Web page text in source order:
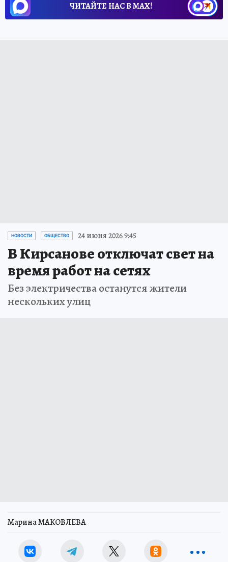
ЧИТАЙТЕ НАС В МАХ!
НОВОСТИ ОБЩЕСТВО 24 июня 2026 9:45
В Кирсанове отключат свет на
время работ на сетях
Без электричества останутся жители
нескольких улиц
Марина МАКОВЛЕВА